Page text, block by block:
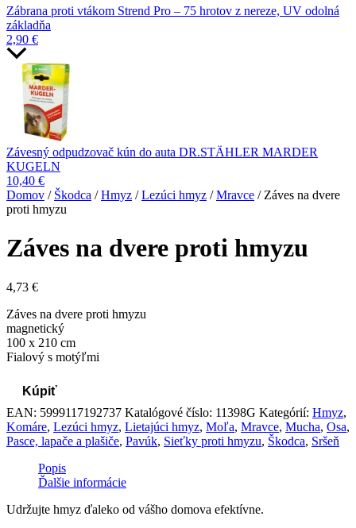
Zábrana proti vtákom Strend Pro – 75 hrotov z nereze, UV odolná
základňa
2,90 €
Závesný odpudzovač kún do auta DR.STÄHLER MARDER
KUGELN
10,40 €
Domov / Škodca /Hmyz /Lezúci hmyz /Mravce / Záves na dvere
proti hmyzu
Záves na dvere proti hmyzu
4,73 €
Záves na dvere proti hmyzu
magnetický
100 x 210 cm
Fialový s motýľmi
Kúpiť
EAN: 5999117192737 Katalógové číslo: 11398G Kategórií: Hmyz,
Komáre, Lezúci hmyz, Lietajúci hmyz, Moľa, Mravce, Mucha, Osa,
Pasce, lapače a plašiče, Pavúk, Sieťky proti hmyzu, Škodca, Sršeň
Popis
Ďalšie informácie
Udržujte hmyz ďaleko od vášho domova efektívne.